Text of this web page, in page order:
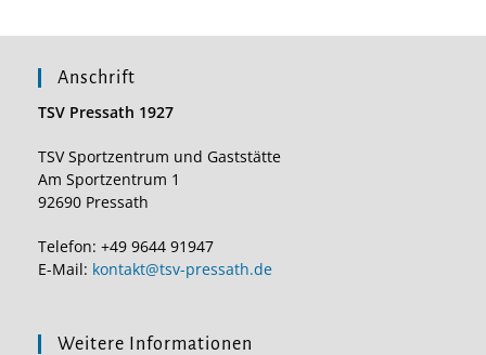
Anschrift
TSV Pressath 1927
TSV Sportzentrum und Gaststätte
Am Sportzentrum 1
92690 Pressath
Telefon: +49 9644 91947
E-Mail: kontakt@tsv-pressath.de
Weitere Informationen